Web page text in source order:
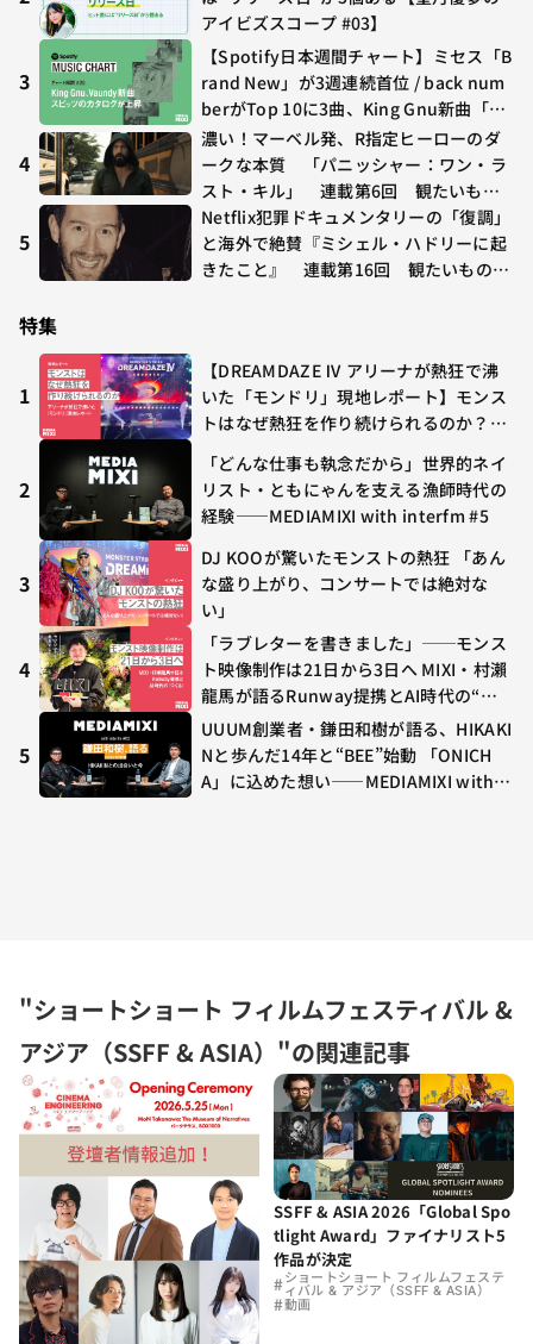
"ショートショート フィルムフェスティバル &
アジア（SSFF & ASIA）"の関連記事
SSFF & ASIA 2026「Global Spo
tlight Award」ファイナリスト5
作品が決定
#ショートショート フィルムフェステ
ィバル & アジア（SSFF & ASIA）
#動画
アイビズスコープ #03】
3
【Spotify日本週間チャート】ミセス「B
rand New」が3週連続首位 / back num
berがTop 10に3曲、King Gnu新曲「G
O GHOST」が初登場〜集計期間：2026
年7/24〜7/30
4
濃い！マーベル発、R指定ヒーローのダ
ークな本質 「パニッシャー：ワン・ラ
スト・キル」 連載第6回 観たいもの
が多すぎる～稲垣貴俊の配信時評
5
Netflix犯罪ドキュメンタリーの「復調」
と海外で絶賛『ミシェル・ハドリーに起
きたこと』 連載第16回 観たいものが
特集
1
【DREAMDAZE Ⅳ アリーナが熱狂で沸
いた「モンドリ」現地レポート】モンス
トはなぜ熱狂を作り続けられるのか？コ
や、兎田ぺこら、壱百満天原サロメらも
集結
2
「どんな仕事も執念だから」世界的ネイ
リスト・ともにゃんを支える漁師時代の
経験——MEDIAMIXI with interfm #5
3
DJ KOOが驚いたモンストの熱狂 「あん
な盛り上がり、コンサートでは絶対な
い」
4
「ラブレターを書きました」──モンス
ト映像制作は21日から3日へ MIXI・村瀨
龍馬が語るRunway提携とAI時代の“つ
くる”
5
UUUM創業者・鎌田和樹が語る、HIKAKI
Nと歩んだ14年と“BEE”始動 「ONICH
A」に込めた想い——MEDIAMIXI with in